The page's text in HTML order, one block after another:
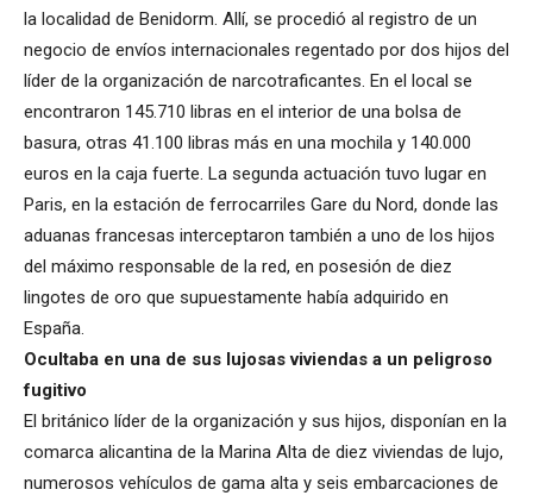
la localidad de Benidorm. Allí, se procedió al registro de un
negocio de envíos internacionales regentado por dos hijos del
líder de la organización de narcotraficantes. En el local se
encontraron 145.710 libras en el interior de una bolsa de
basura, otras 41.100 libras más en una mochila y 140.000
euros en la caja fuerte. La segunda actuación tuvo lugar en
Paris, en la estación de ferrocarriles Gare du Nord, donde las
aduanas francesas interceptaron también a uno de los hijos
del máximo responsable de la red, en posesión de diez
lingotes de oro que supuestamente había adquirido en
España.
Ocultaba en una de sus lujosas viviendas a un peligroso
fugitivo
El británico líder de la organización y sus hijos, disponían en la
comarca alicantina de la Marina Alta de diez viviendas de lujo,
numerosos vehículos de gama alta y seis embarcaciones de